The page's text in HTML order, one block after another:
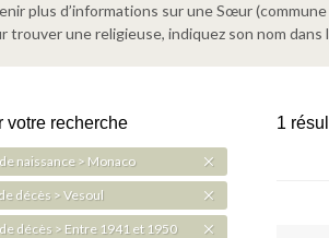
plus d’informations sur une Sœur
trouver une religieuse, indiquez son nom
1
votre recherche
naissance > Monaco
décès > Vesoul
décès > Entre 1941 et 1950